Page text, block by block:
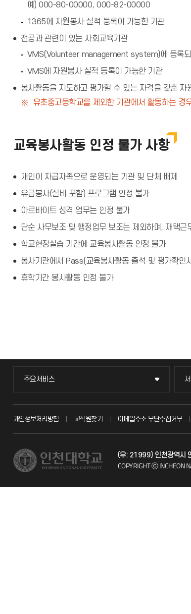
예) 000-80-00000, 000-82-00000
1365에 자원봉사 실적 등록이 가능한 기관
전공과 관련이 있는 사회교육기관
VMS(Volunteer management system)에 등록
VMS에 자원봉사 실적 등록이 가능한 기관
봉사활동을 지도하고 평가할 수 있는 자격을 갖춘
유초중고등학교를 제외한 기관에서 활동하는
교육봉사활동 인정 불가 사항
개인이 자급자족으로 운영되는 기관 및 단체 배제
유급봉사(실비 포함) 프로그램 인정 불가
아르바이트 성격 업무는 인정 불가
단순 사무보조 및 행정업무 보조는 제외하며, 재택근
학교현장실습 기간에 교육봉사활동 인정 불가
봉사기관에서 Pass(교육봉사활동 출석 및 평가확인
휴학기간 봉사활동 인정 불가
주요서비스
주요서비스
교무회의방송
시설예약
개인정보처리방침 교직원찾기 이메일주소 무단수집거부
(우: 21999) 인천광역시
COPYRIGHT ⓒ INCHEON